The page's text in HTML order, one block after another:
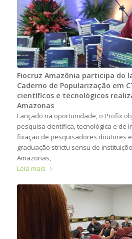
Fiocruz Amazônia participa do
Caderno de Popularização em
científicos e tecnológicos
Amazonas
Lançado na oportunidade, o Profix
pesquisa científica, tecnológica e de
fixação de pesquisadores doutores
graduação strictu sensu de
Amazonas,
Leia mais